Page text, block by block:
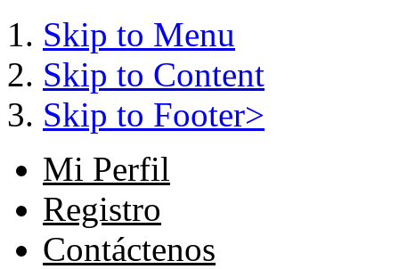
Skip to Menu
Skip to Content
Skip to Footer>
Mi Perfil
Registro
Contáctenos